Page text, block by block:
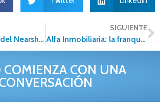
El uno dos tres del Nearshoring para el sector inmobiliario
SIGUIENTE
Alfa Inmobiliaria: la franquicia ideal para todo emprendedor
CON UNA